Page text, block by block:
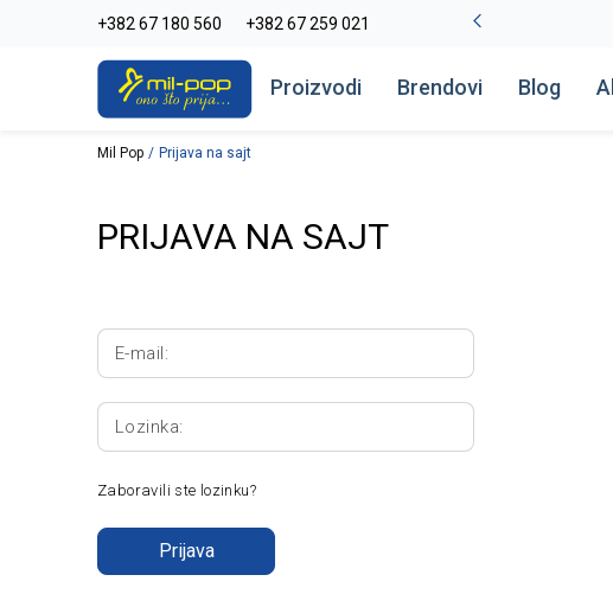
+382 67 180 560 +382 67 259 021
-20% na kompletan asortiman Pogledaj više
Proizvodi Brendovi Blog
Mil Pop Prijava na sajt
PRIJAVA NA SAJT
E-mail:
Lozinka:
Zaboravili ste lozinku?
Prijava